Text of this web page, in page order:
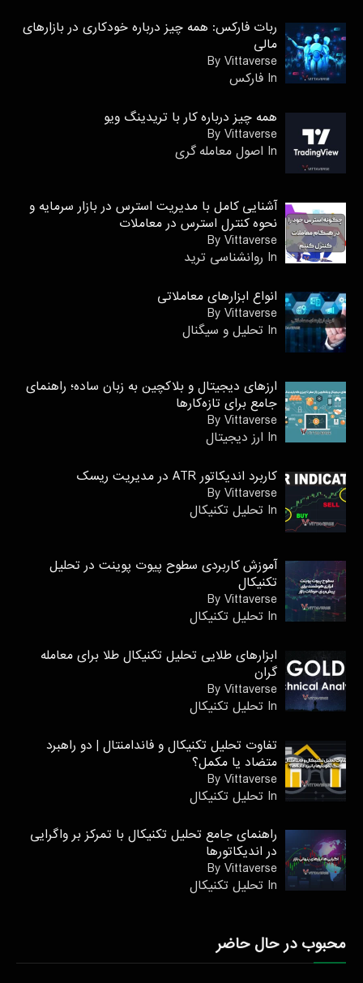
ربات فارکس: همه چیز درباره خودکاری در بازارهای
مالی
By Vittaverse
In فاركس
همه چیز درباره کار با تریدینگ ویو
By Vittaverse
In اصول معامله گرى
آشنایی کامل با مدیریت استرس در بازار سرمایه و
نحوه کنترل استرس در معاملات
By Vittaverse
In روانشناسى ترید
انواع ابزارهای معاملاتی
By Vittaverse
In تحلیل و سیگنال
ارزهای دیجیتال و بلاکچین به زبان ساده؛ راهنمای
جامع برای تازه‌کارها
By Vittaverse
In ارز دیجیتال
کاربرد اندیکاتور ATR در مدیریت ریسک
By Vittaverse
In تحليل تكنيكال
آموزش کاربردی سطوح پیوت پوینت در تحلیل
تکنیکال
By Vittaverse
In تحليل تكنيكال
ابزارهای طلایی تحلیل تکنیکال طلا برای معامله
گران
By Vittaverse
In تحليل تكنيكال
تفاوت تحلیل تکنیکال و فاندامنتال | دو راهبرد
متضاد یا مکمل؟
By Vittaverse
In تحليل تكنيكال
راهنمای جامع تحلیل تکنیکال با تمرکز بر واگرایی
در اندیکاتورها
By Vittaverse
In تحليل تكنيكال
محبوب در حال حاضر